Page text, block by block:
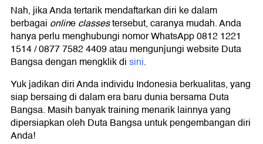
Nah, jika Anda tertarik mendaftarkan diri ke dalam
berbagai onlineclassestersebut, caranya mudah. Anda
hanya perlu menghubungi nomor WhatsApp 0812 1221
1514 / 0877 7582 4409 atau mengunjungi website Duta
Bangsa dengan mengklik disini.
Yuk jadikan diri Anda individu Indonesia berkualitas, yang
siap bersaing di dalam era baru dunia bersama Duta
Bangsa. Masih banyak training menarik lainnya yang
dipersiapkan oleh Duta Bangsa untuk pengembangan diri
Anda!